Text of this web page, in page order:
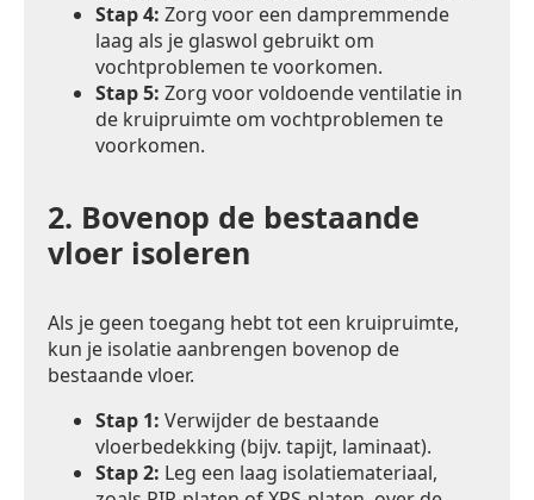
Stap 4: Zorg voor een dampremmende
laag als je glaswol gebruikt om
vochtproblemen te voorkomen.
Stap 5: Zorg voor voldoende ventilatie in
de kruipruimte om vochtproblemen te
voorkomen.
2. Bovenop de bestaande
vloer isoleren
Als je geen toegang hebt tot een kruipruimte,
kun je isolatie aanbrengen bovenop de
bestaande vloer.
Stap 1: Verwijder de bestaande
vloerbedekking (bijv. tapijt, laminaat).
Stap 2: Leg een laag isolatiemateriaal,